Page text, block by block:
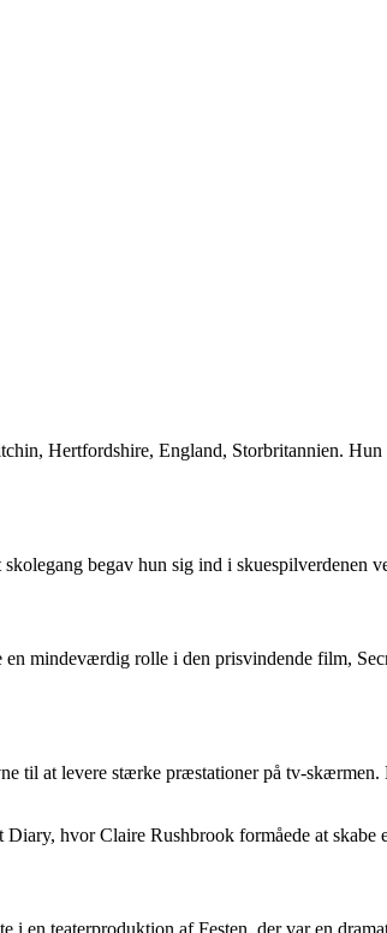
Hertfordshire, England, Storbritannien.
begav hun sig ind i skuespilverdenen
mindeværdig rolle i den prisvindende film,
til at levere stærke præstationer på tv-
hvor Claire Rushbrook formåede at skabe
i en teaterproduktion af Festen, der var en